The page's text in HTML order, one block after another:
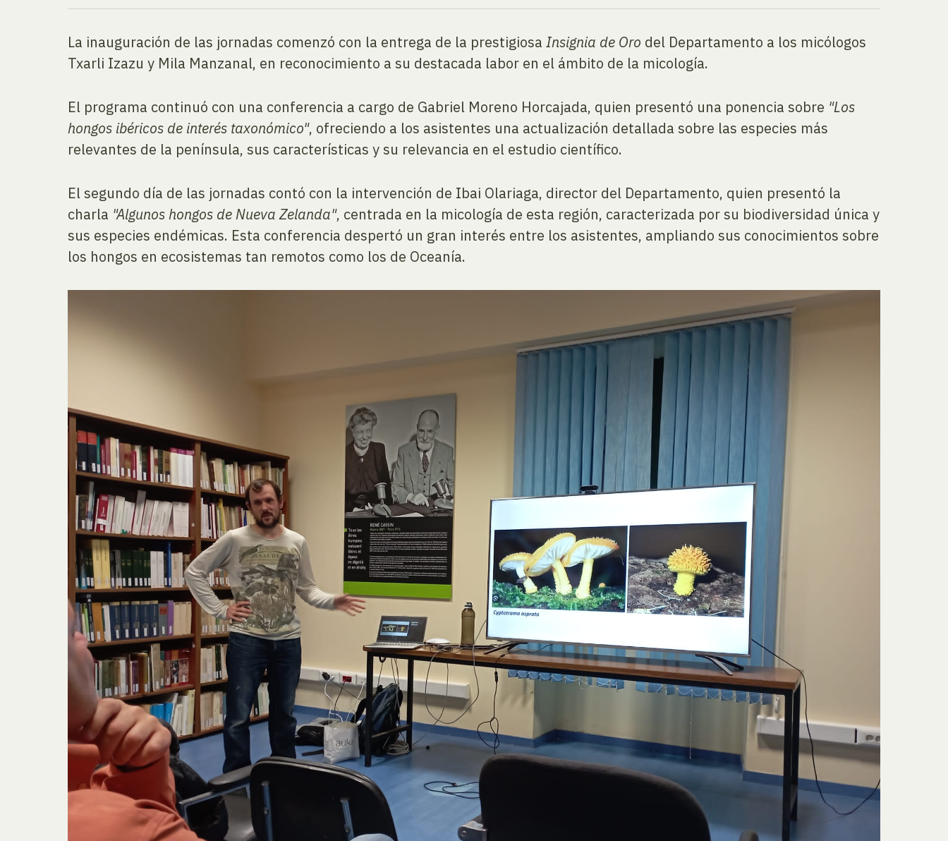
La inauguración de las jornadas comenzó con la entrega de la prestigiosa Insignia de Oro del Departamento a los micólogos
Txarli Izazu y Mila Manzanal, en reconocimiento a su destacada labor en el ámbito de la micología.
El programa continuó con una conferencia a cargo de Gabriel Moreno Horcajada, quien presentó una ponencia sobre "Los
hongos ibéricos de interés taxonómico", ofreciendo a los asistentes una actualización detallada sobre las especies más
relevantes de la península, sus características y su relevancia en el estudio científico.
El segundo día de las jornadas contó con la intervención de Ibai Olariaga, director del Departamento, quien presentó la
charla "Algunos hongos de Nueva Zelanda", centrada en la micología de esta región, caracterizada por su biodiversidad única y
sus especies endémicas. Esta conferencia despertó un gran interés entre los asistentes, ampliando sus conocimientos sobre
los hongos en ecosistemas tan remotos como los de Oceanía.